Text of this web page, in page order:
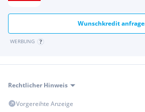
Wunschkredit
WERBUNG
Rechtlicher Hinweis
Vorgereihte Anzeige